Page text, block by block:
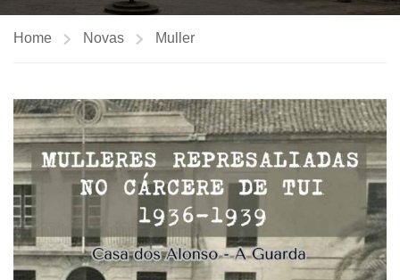
Home Novas Muller